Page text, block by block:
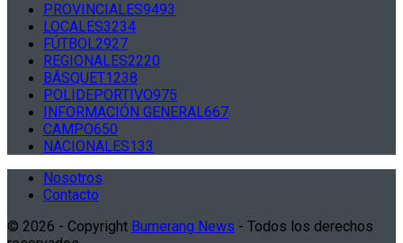
PROVINCIALES9493
LOCALES3234
FÚTBOL2927
REGIONALES2220
BÁSQUET1238
POLIDEPORTIVO975
INFORMACIÓN GENERAL667
CAMPO650
NACIONALES133
Nosotros
Contacto
© 2026 - Copyright Bumerang News - Todos los derechos